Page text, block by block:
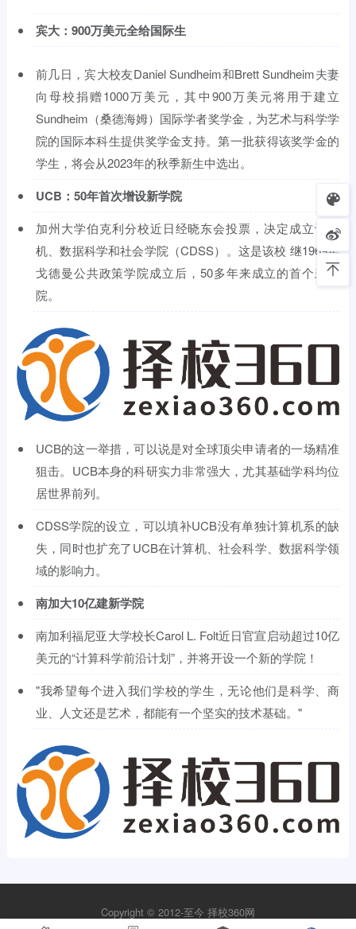
宾大：900万美元全给国际生
前几日，宾大校友Daniel Sundheim和Brett Sundheim夫妻
向母校捐赠1000万美元，其中900万美元将用于建立
Sundheim（桑德海姆）国际学者奖学金，为艺术与科学学
院的国际本科生提供奖学金支持。第一批获得该奖学金的
学生，将会从2023年的秋季新生中选出。
UCB：50年首次增设新学院
加州大学伯克利分校近日经晓东会投票，决定成立计算
机、数据科学和社会学院（CDSS）。这是该校 继1969年
戈德曼公共政策学院成立后，50多年来成立的首个新学
院。
UCB的这一举措，可以说是对全球顶尖申请者的一场精准
狙击。UCB本身的科研实力非常强大，尤其基础学科均位
居世界前列。
CDSS学院的设立，可以填补UCB没有单独计算机系的缺
失，同时也扩充了UCB在计算机、社会科学、数据科学领
域的影响力。
南加大10亿建新学院
南加利福尼亚大学校长Carol L. Folt近日官宣启动超过10亿
美元的“计算科学前沿计划”，并将开设一个新的学院！
"我希望每个进入我们学校的学生，无论他们是科学、商
业、人文还是艺术，都能有一个坚实的技术基础。"
Copyright © 2012-至今 择校360网